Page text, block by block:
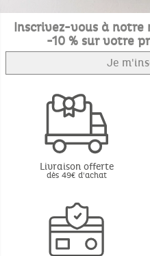
Inscrivez-vous à
-10 % sur votre
Je
Livraison offerte
dès 49€ d'achat